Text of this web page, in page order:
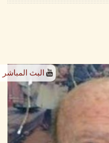
البث المباشر